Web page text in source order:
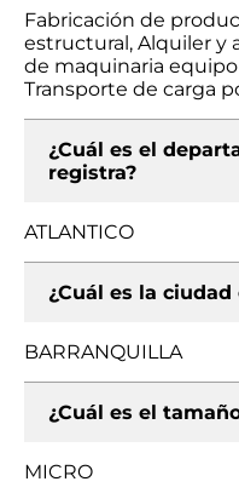
Fabricación de
estructural, Alquiler y
de maquinaria
Transporte de carga
¿Cuál es el
registra?
ATLANTICO
¿Cuál es la
BARRANQUILLA
¿Cuál es el
MICRO